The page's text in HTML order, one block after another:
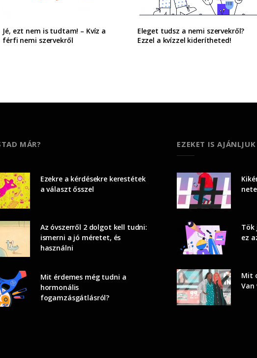
Jé, ezt nem is tudtam! – Kvíz a
férfi nemi szervekről
Eleget tudsz a nemi szervekről?
Ezzel a kvízzel kiderítheted!
MÁR?
Ezekre a kérdésekre kerestétek
a választ ősszel
Az óvszerről 2 dolgot kell tudni:
ismerni a jó méretet, és
használni
Mit érdemes még tudni a
hormonális
fogamzásgátlásról?
EZEKET IS AJÁNLJUK
Tök
ez
Mit
Van